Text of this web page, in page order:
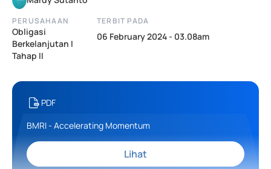
PERUSAHAAN
Obligasi
Berkelanjutan I
Tahap II
TERBIT PADA
06 February 2024 - 03.08am
PDF
BMRI - Accelerating Momentum
Lihat